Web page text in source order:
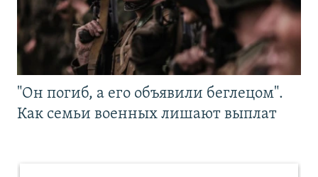
"Он погиб, а его объявили беглецом".
Как семьи военных лишают выплат